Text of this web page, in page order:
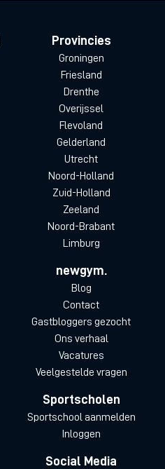
Provincies
Groningen
Friesland
Drenthe
Overijssel
Flevoland
Gelderland
Utrecht
Noord-Holland
Zuid-Holland
Zeeland
Noord-Brabant
Limburg
newgym.
Blog
Contact
Gastbloggers gezocht
Ons verhaal
Vacatures
Veelgestelde vragen
Sportscholen
Sportschool aanmelden
Inloggen
Social Media